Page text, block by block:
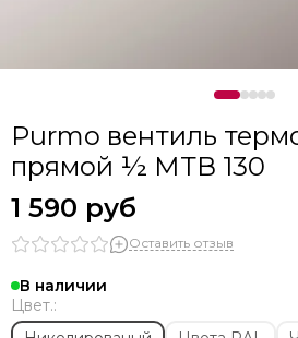
Purmo вентиль
прямой ½ МТВ 130
1 590 руб
Оставить отзыв
В наличии
Цвет.: